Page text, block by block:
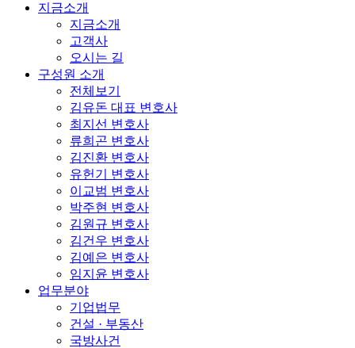
지금소개
지금소개
고객사
오시는 길
구성원 소개
전체보기
김유돈 대표 변호사
최지선 변호사
류희곤 변호사
김진환 변호사
유헌기 변호사
이교범 변호사
박주현 변호사
김원규 변호사
김건우 변호사
김예은 변호사
임지윤 변호사
업무분야
기업법무
건설 · 부동산
국방사건